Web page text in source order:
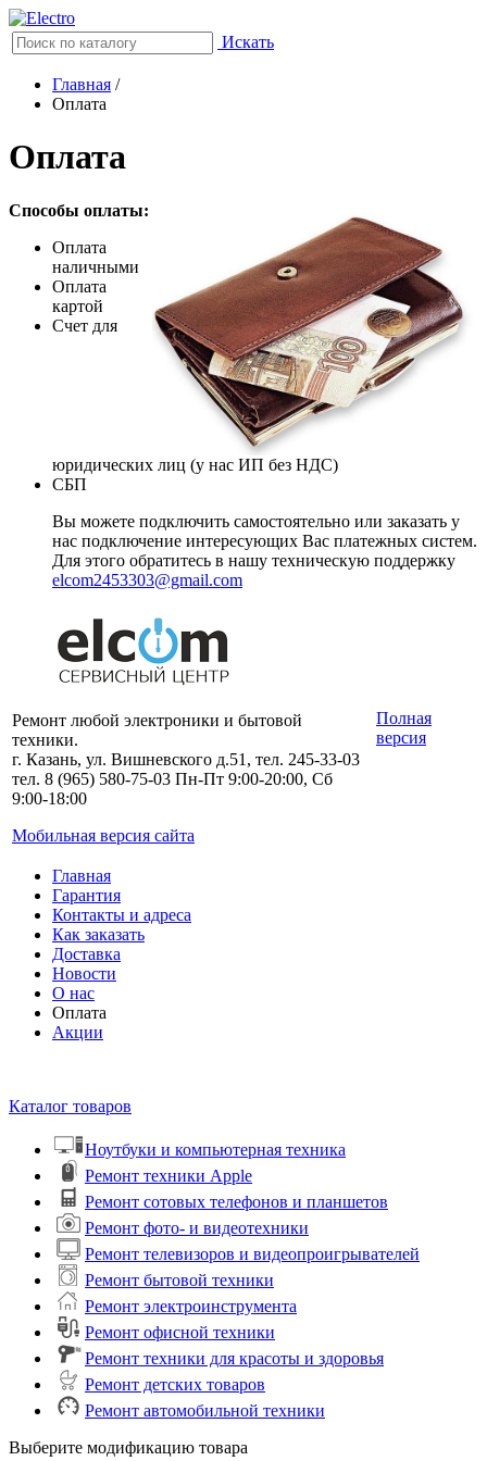
Искать
Главная /
Оплата
Оплата
Способы оплаты:
Оплата
наличными
Оплата
картой
Счет для
юридических лиц (у нас ИП без НДС)
СБП
Вы можете подключить самостоятельно или заказать у
нас подключение интересующих Вас платежных систем.
Для этого обратитесь в нашу техническую поддержку
elcom2453303@gmail.com
Ремонт любой электроники и бытовой
техники.
г. Казань, ул. Вишневского д.51, тел. 245-33-03
тел. 8 (965) 580-75-03 Пн-Пт 9:00-20:00, Сб
9:00-18:00
Мобильная версия сайта
Полная
версия
Главная
Гарантия
Контакты и адреса
Как заказать
Доставка
Новости
О нас
Оплата
Акции
Каталог товаров
Ноутбуки и компьютерная техника
Ремонт техники Apple
Ремонт сотовых телефонов и планшетов
Ремонт фото- и видеотехники
Ремонт телевизоров и видеопроигрывателей
Ремонт бытовой техники
Ремонт электроинструмента
Ремонт офисной техники
Ремонт техники для красоты и здоровья
Ремонт детских товаров
Ремонт автомобильной техники
Выберите модификацию товара